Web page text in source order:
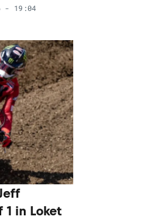
- 19:04
in Loket